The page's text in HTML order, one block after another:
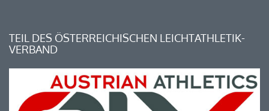
TEIL DES ÖSTERREICHISCHEN LEICHTATHLETIK-
VERBAND